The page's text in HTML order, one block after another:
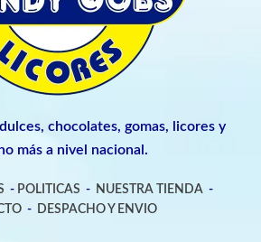
chocolates, gomas, licores y
más a nivel nacional.
- POLITICAS - NUESTRA TIENDA -
- DESPACHO Y ENVIO